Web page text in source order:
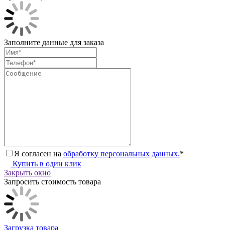
Заполните данные для заказа
Я согласен на обработку персональных данных.*
Купить в один клик
Закрыть окно
Запросить стоимость товара
Загрузка товара